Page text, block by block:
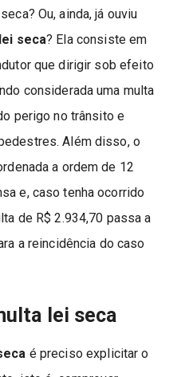
Ou, ainda, já ouviu
seca? Ela consiste em
que dirigir sob efeito
considerada uma multa
perigo no trânsito e
Além disso, o
a ordem de 12
e, caso tenha ocorrido
de R$ 2.934,70 passa a
a reincidência do caso
lei seca
é preciso explicitar o